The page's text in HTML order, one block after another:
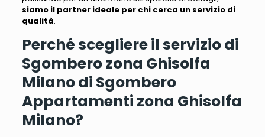
siamo il partner ideale per chi cerca un servizio di
qualità.
Perché scegliere il servizio di
Sgombero zona Ghisolfa
Milano di Sgombero
Appartamenti zona Ghisolfa
Milano?